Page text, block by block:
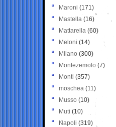
Maroni (171)
Mastella (16)
Mattarella (60)
Meloni (14)
Milano (300)
Montezemolo (7)
Monti (357)
moschea (11)
Musso (10)
Muti (10)
Napoli (319)